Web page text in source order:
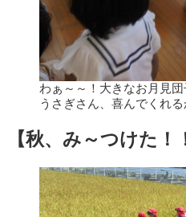
わぁ～～！大きなお月見
うさぎさん、喜んでくれる
【秋、み～つけた！